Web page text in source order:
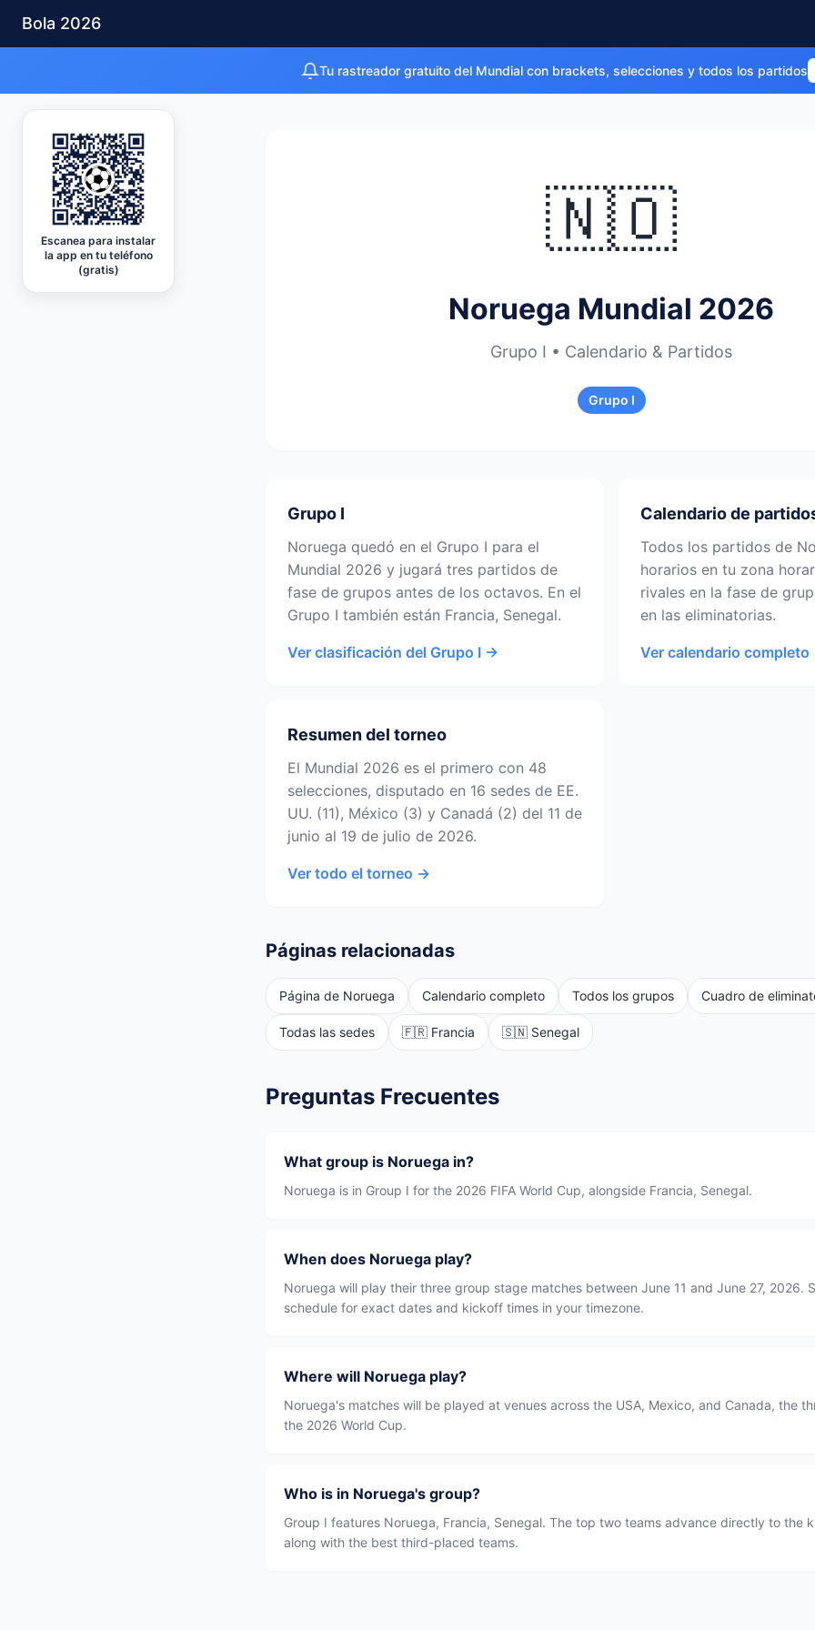
Bola 2026
Tu rastreador gratuito del Mundial con brackets, selecciones y todos los partidos
Escanea para instalar
la app en tu teléfono
(gratis)
🇳🇴
Noruega Mundial 2026
Grupo I • Calendario & Partidos
Grupo I
Grupo I
Noruega quedó en el Grupo I para el
Mundial 2026 y jugará tres partidos de
fase de grupos antes de los octavos. En el
Grupo I también están Francia, Senegal.
Ver clasificación del Grupo I →
Calendario de
Todos los partidos de
horarios en tu zona
rivales en la fase de
en las eliminatorias.
Ver calendario
Resumen del torneo
El Mundial 2026 es el primero con 48
selecciones, disputado en 16 sedes de EE.
UU. (11), México (3) y Canadá (2) del 11 de
junio al 19 de julio de 2026.
Ver todo el torneo →
Páginas relacionadas
Página de Noruega Calendario completo Todos los grupos Cuadro de
Todas las sedes 🇫🇷 Francia 🇸🇳 Senegal
Preguntas Frecuentes
What group is Noruega in?
Noruega is in Group I for the 2026 FIFA World Cup, alongside Francia, Senegal.
When does Noruega play?
Noruega will play their three group stage matches between June 11 and June 27, 2026.
schedule for exact dates and kickoff times in your timezone.
Where will Noruega play?
Noruega's matches will be played at venues across the USA, Mexico, and Canada, the
the 2026 World Cup.
Who is in Noruega's group?
Group I features Noruega, Francia, Senegal. The top two teams advance directly to the
along with the best third-placed teams.